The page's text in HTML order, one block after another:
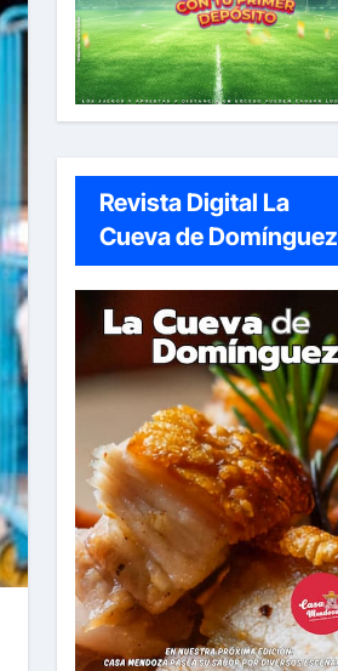
Revista Digital La
Cueva de Domínguez